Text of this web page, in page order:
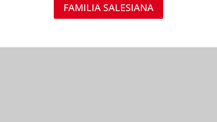
FAMILIA SALESIANA